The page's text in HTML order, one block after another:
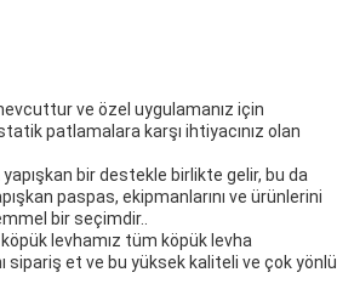
ve özel uygulamanız için
patlamalara karşı ihtiyacınız olan
bir destekle birlikte gelir, bu da
paspas, ekipmanlarını ve ürünlerini
bir seçimdir..
levhamız tüm köpük levha
sipariş et ve bu yüksek kaliteli ve çok yönlü